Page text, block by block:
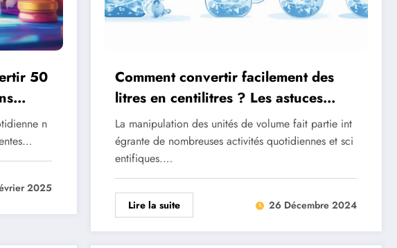
50
n
2025
Comment convertir facilement des
litres en centilitres ? Les astuces
essentielles pour vos travaux
pratiques de chimie
La manipulation des unités de volume fait partie int
égrante de nombreuses activités quotidiennes et sci
entifiques.…
Lire la suite 26 Décembre 2024